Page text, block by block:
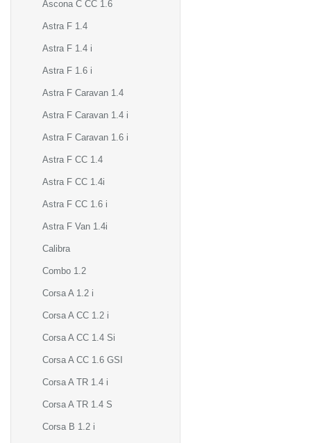
Ascona C CC 1.6
Astra F 1.4
Astra F 1.4 i
Astra F 1.6 i
Astra F Caravan 1.4
Astra F Caravan 1.4 i
Astra F Caravan 1.6 i
Astra F CC 1.4
Astra F CC 1.4i
Astra F CC 1.6 i
Astra F Van 1.4i
Calibra
Combo 1.2
Corsa A 1.2 i
Corsa A CC 1.2 i
Corsa A CC 1.4 Si
Corsa A CC 1.6 GSI
Corsa A TR 1.4 i
Corsa A TR 1.4 S
Corsa B 1.2 i